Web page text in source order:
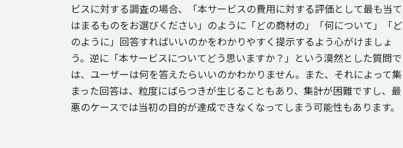
ビスに対する調査の場合、「本サービスの費用に対する評価として最も当て
はまるものをお選びください」のように「どの商材の」「何について」「ど
のように」回答すればいいのかをわかりやすく提示するよう心がけましょ
う。逆に「本サービスについてどう思いますか？」という漠然とした質問で
は、ユーザーは何を答えたらいいのかわかりません。また、それによって集
まった回答は、粒度にばらつきが生じることもあり、集計が困難ですし、最
悪のケースでは当初の目的が達成できなくなってしまう可能性もあります。